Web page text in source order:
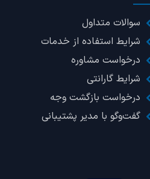
سوالات متداول
شرایط استفاده از خدمات
درخواست مشاوره
شرایط گارانتی
درخواست بازگشت وجه
گفت‌وگو با مدیر پشتیبانی